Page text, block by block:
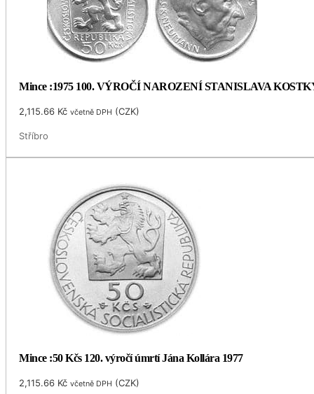
Mince :1975 100. VÝROČÍ NAROZENÍ STANISLAVA
2,115.66 Kč včetně DPH (CZK)
Stříbro
Mince :50 Kčs 120. výročí úmrtí Jána Kollára 1977
2,115.66 Kč včetně DPH (CZK)